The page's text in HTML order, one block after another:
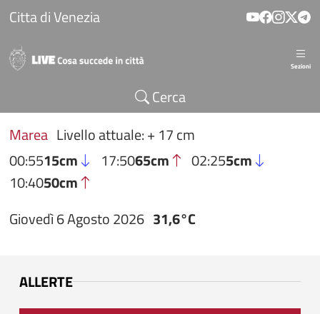
Salta al contenuto principale
Citta di Venezia
Sezioni
Cerca
Marea Livello attuale: + 17 cm
00:5515cm 17:5065cm 02:255cm
10:4050cm
Giovedì 6 Agosto 2026 31,6°C
ALLERTE